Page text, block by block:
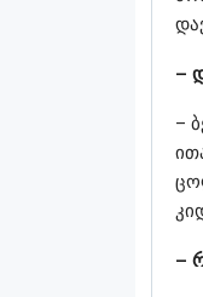
–
–
–